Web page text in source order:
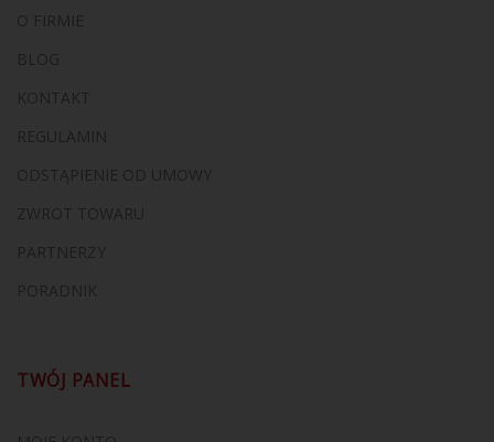
TWÓJ PANEL